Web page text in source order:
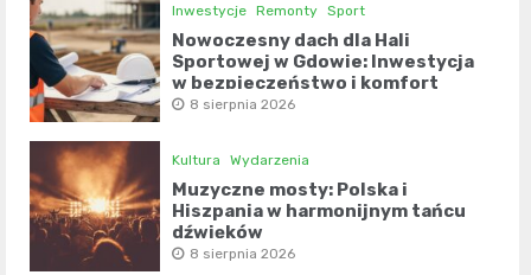
Inwestycje Remonty Sport
Nowoczesny dach dla Hali
Sportowej w Gdowie: Inwestycja
w bezpieczeństwo i komfort
8 sierpnia 2026
Kultura Wydarzenia
Muzyczne mosty: Polska i
Hiszpania w harmonijnym tańcu
dźwięków
8 sierpnia 2026